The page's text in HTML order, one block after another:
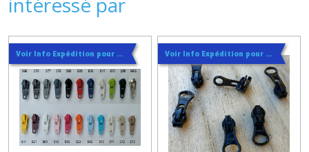
Voir Info Expédition pour Régler les Frais de Port au Meilleur Prix , En haut d'ecran à Droite Voir Info Expédition pour Régler les Frais de Port au Meilleur Prix , En haut d'ecran à Droite